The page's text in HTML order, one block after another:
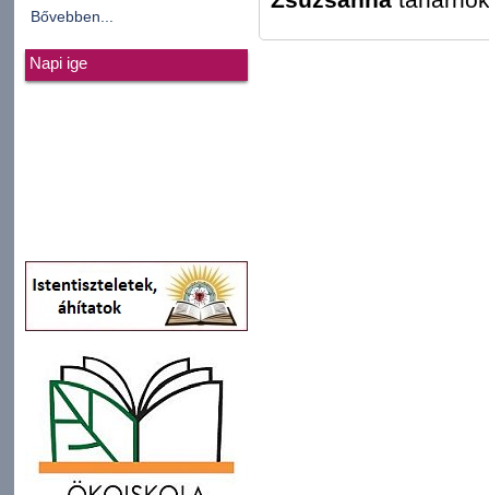
Bővebben...
Napi ige